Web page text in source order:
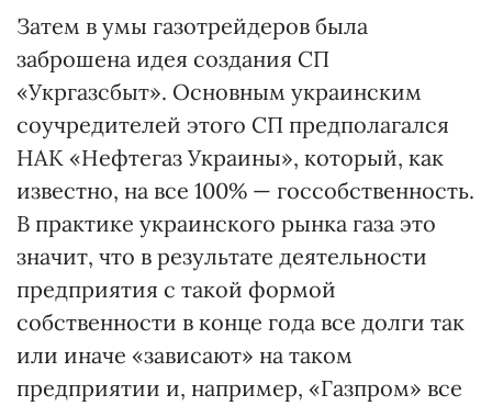
Затем в умы газотрейдеров была
заброшена идея создания СП
«Укргазсбыт». Основным украинским
соучредителей этого СП предполагался
НАК «Нефтегаз Украины», который, как
известно, на все 100% — госсобственность.
В практике украинского рынка газа это
значит, что в результате деятельности
предприятия с такой формой
собственности в конце года все долги так
или иначе «зависают» на таком
предприятии и, например, «Газпром» все